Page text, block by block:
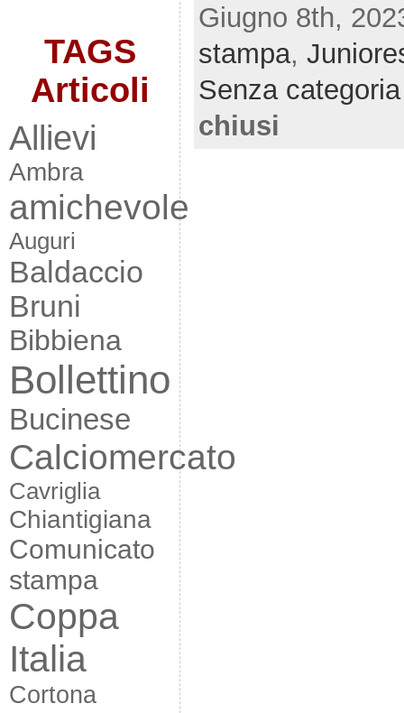
TAGS
Articoli
Allievi
Ambra
amichevole
Auguri
Baldaccio
Bruni
Bibbiena
Bollettino
Bucinese
Calciomercato
Cavriglia
Chiantigiana
Comunicato
stampa
Coppa
Italia
Cortona
Giugno 8th,
stampa,
Senza categoria
chiusi